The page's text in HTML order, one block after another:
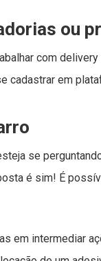
ou
com
cadastrar em
se
é sim! É
em intermediar